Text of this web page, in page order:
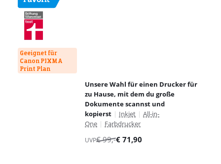
Geeignet für
Canon PIXMA
Print Plan
Unsere Wahl für einen Drucker für
zu Hause, mit dem du große
Dokumente scannst und
kopierst | Inkjet | All-in-
One | Farbdrucker
UVP€99,-€ 71,90